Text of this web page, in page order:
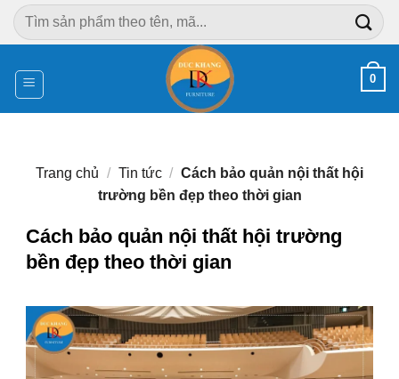
Chuyển
đến
dung
Tìm
kiếm:
0
Trang chủ / Tin tức / Cách bảo quản nội thất hội
trường bền đẹp theo thời gian
Cách bảo quản nội thất hội trường
bền đẹp theo thời gian